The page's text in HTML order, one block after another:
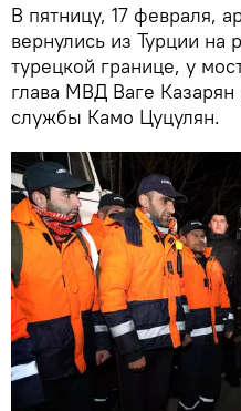
В пятницу, 17 февраля,
вернулись из Турции на
турецкой границе, у
глава МВД Ваге
службы Камо Цуцулян.